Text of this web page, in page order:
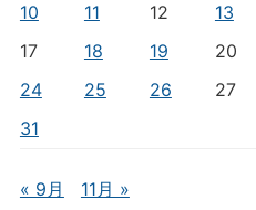
10
11 12 13
17
18 19 20
24
25 26 27
31
« 9月 11月 »